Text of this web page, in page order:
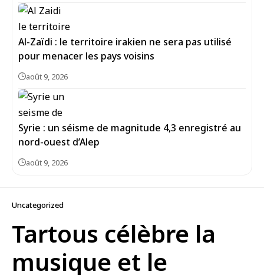
Al-Zaïdi : le territoire irakien ne sera pas utilisé
pour menacer les pays voisins
août 9, 2026
Syrie : un séisme de magnitude 4,3 enregistré au
août 9, 2026
Uncategorized
Tartous célèbre la
musique et le